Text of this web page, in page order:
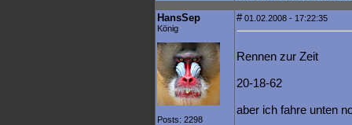
HansSep
König
Posts: 2298
#01.02.2008 - 17:22:35
Rennen zur Zeit
20-18-62
aber ich fahre unten